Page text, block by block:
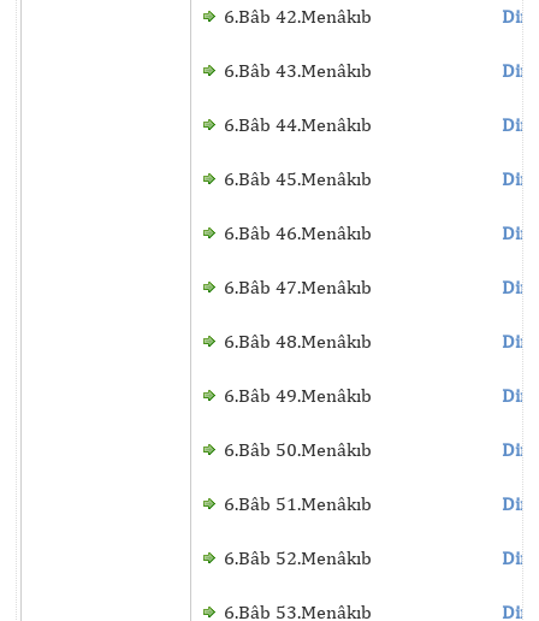
6.Bâb 42.Menâkıb
6.Bâb 43.Menâkıb
6.Bâb 44.Menâkıb
6.Bâb 45.Menâkıb
6.Bâb 46.Menâkıb
6.Bâb 47.Menâkıb
6.Bâb 48.Menâkıb
6.Bâb 49.Menâkıb
6.Bâb 50.Menâkıb
6.Bâb 51.Menâkıb
6.Bâb 52.Menâkıb
6.Bâb 53.Menâkıb